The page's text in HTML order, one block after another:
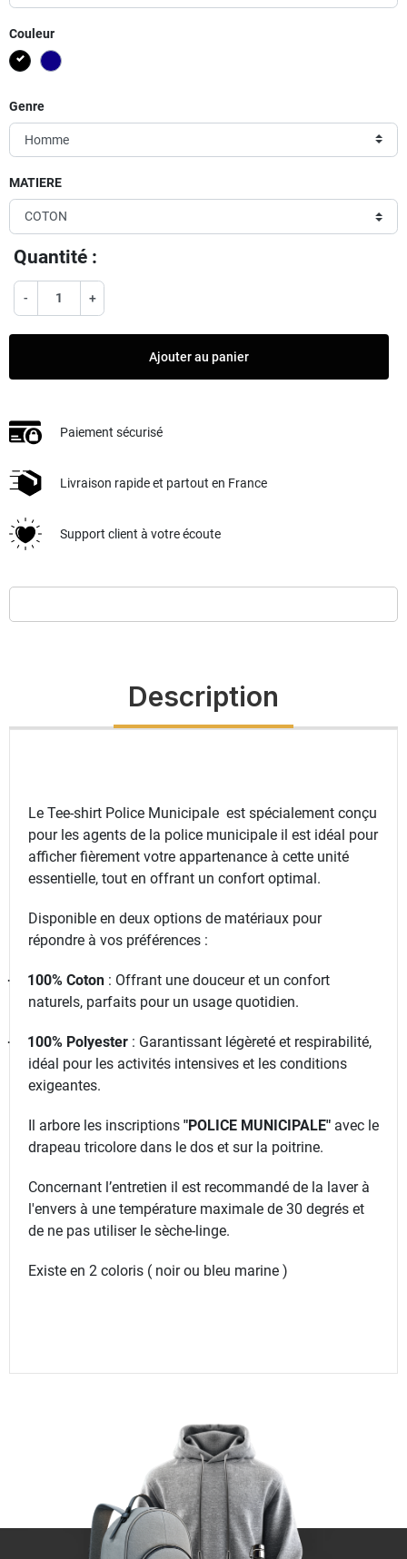
Couleur
Noir
Bleu
Genre
MATIERE
Quantité :
- +
Ajouter au panier
Paiement sécurisé
Livraison rapide et partout en France
Support client à votre écoute
Description
Le Tee-shirt Police Municipale est spécialement conçu
pour les agents de la police municipale il est idéal pour
afficher fièrement votre appartenance à cette unité
essentielle, tout en offrant un confort optimal.
Disponible en deux options de matériaux pour
répondre à vos préférences :
· 100% Coton : Offrant une douceur et un confort
naturels, parfaits pour un usage quotidien.
· 100% Polyester : Garantissant légèreté et respirabilité,
idéal pour les activités intensives et les conditions
exigeantes.
Il arbore les inscriptions "POLICE MUNICIPALE" avec le
drapeau tricolore dans le dos et sur la poitrine.
Concernant l’entretien il est recommandé de la laver à
l'envers à une température maximale de 30 degrés et
de ne pas utiliser le sèche-linge.
Existe en 2 coloris ( noir ou bleu marine )